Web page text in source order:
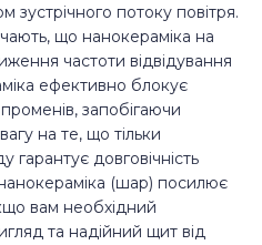
зустрічного потоку повітря.
що нанокераміка на
частоти відвідування
ефективно блокує
запобігаючи
на те, що тільки
довговічність
(шар) посилює
вам необхідний
та надійний щит від